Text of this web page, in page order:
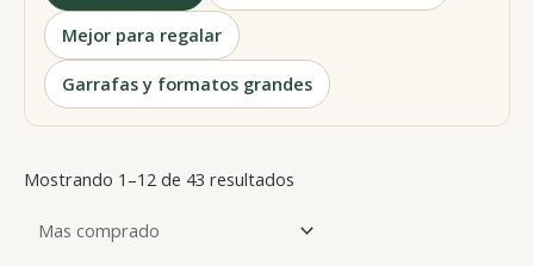
Mejor para regalar
Garrafas y formatos grandes
Mostrando 1–12 de 43 resultados